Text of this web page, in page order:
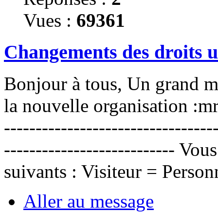
Vues : 69361
Changements des droits
Bonjour à tous, Un grand
la nouvelle organisation
--------------------------- Vous
suivants : Visiteur =
Aller au message